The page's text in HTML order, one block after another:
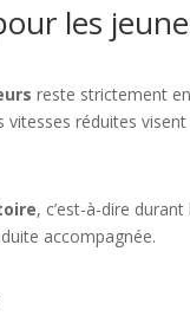
les
reste strictement
réduites
, c’est-à-dire
accompagnée.